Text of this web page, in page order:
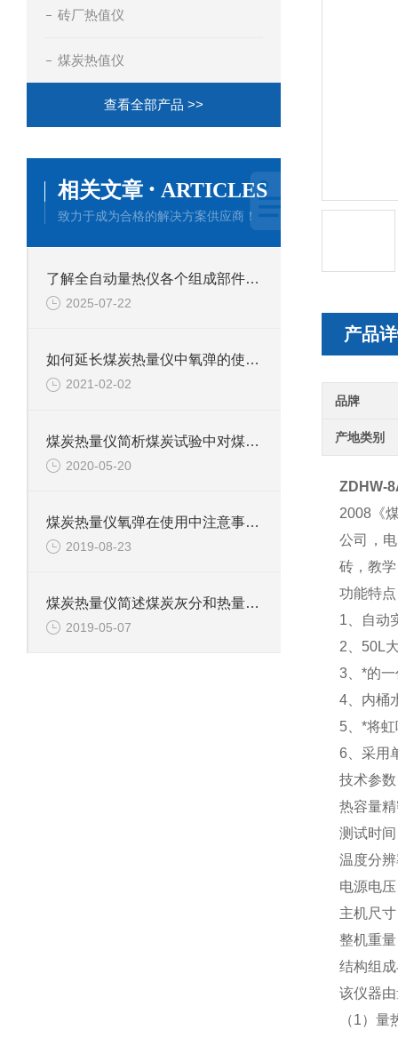
产品
品牌
产地类别
ZDHW-
2008《
公司，
砖，教
功能特
1、自动
2、50L
3、*的
4、内桶
5、*将
6、采用
技术参
热容量
测试时
温度分
电源电
主机尺
整机重
结构组
该仪器
（1）
砖厂热值仪
煤炭热值仪
查看全部产品 >>
相关文章 · ARTICLES
致力于成为合格的解决方案供应商！
了解全自动量热仪各个组成部件功能特点才能更好的使用它
2025-07-22
如何延长煤炭热量仪中氧弹的使用寿命？
2021-02-02
煤炭热量仪简析煤炭试验中对煤炭试样的采集是怎样的
2020-05-20
煤炭热量仪氧弹在使用中注意事项和延长寿命的方法
2019-08-23
煤炭热量仪简述煤炭灰分和热量之间的关系
2019-05-07